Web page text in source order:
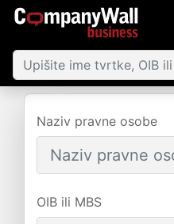
Naziv pravne osobe
OIB ili MBS